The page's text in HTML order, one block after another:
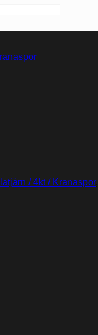
/ 4kt / Kranaspor,